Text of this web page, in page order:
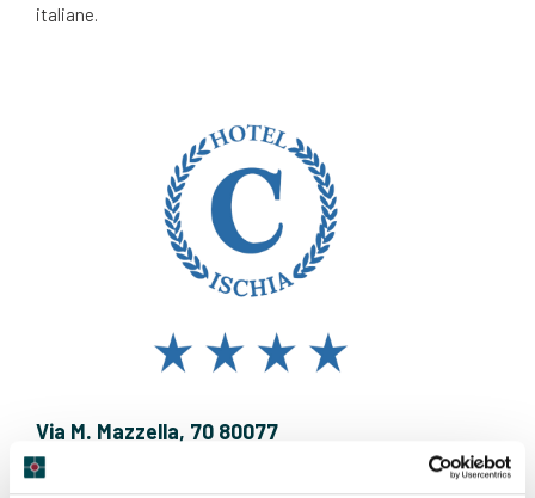
italiane.
Via M. Mazzella, 70 80077
Ischia
0813336111